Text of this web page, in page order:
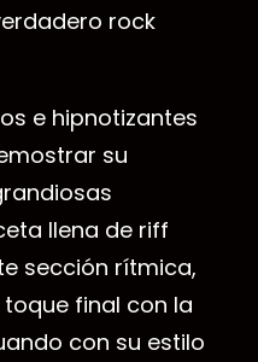
rock
e hipnotizantes
su
llena de riff
sección rítmica,
final con la
con su estilo